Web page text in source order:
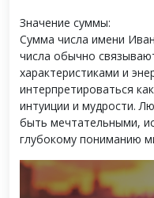
Значение суммы:
Сумма числа имени
числа обычно
характеристиками и
интерпретироваться
интуиции и мудрости.
быть мечтательными,
глубокому пониманию